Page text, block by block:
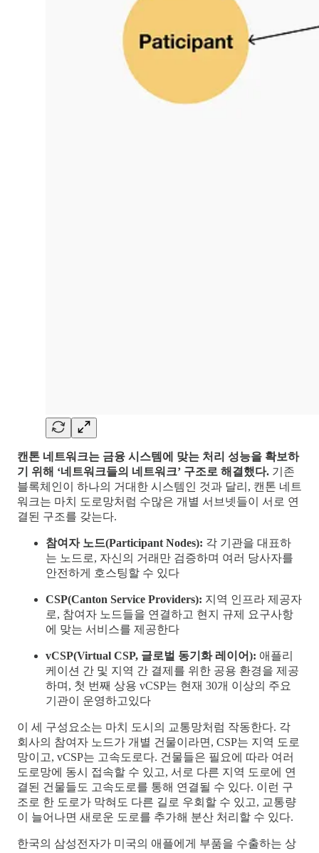
캔톤 네트워크는 금융 시스템에 맞는 처리 성능을 확보하
기 위해 ‘네트워크들의 네트워크’ 구조로 해결했다. 기존
블록체인이 하나의 거대한 시스템인 것과 달리, 캔톤 네트
워크는 마치 도로망처럼 수많은 개별 서브넷들이 서로 연
결된 구조를 갖는다.
참여자 노드(Participant Nodes): 각 기관을 대표하
는 노드로, 자신의 거래만 검증하며 여러 당사자를
안전하게 호스팅할 수 있다
CSP(Canton Service Providers): 지역 인프라 제공자
로, 참여자 노드들을 연결하고 현지 규제 요구사항
에 맞는 서비스를 제공한다
vCSP(Virtual CSP, 글로벌 동기화 레이어): 애플리
케이션 간 및 지역 간 결제를 위한 공용 환경을 제공
하며, 첫 번째 상용 vCSP는 현재 30개 이상의 주요
기관이 운영하고있다
이 세 구성요소는 마치 도시의 교통망처럼 작동한다. 각
회사의 참여자 노드가 개별 건물이라면, CSP는 지역 도로
망이고, vCSP는 고속도로다. 건물들은 필요에 따라 여러
도로망에 동시 접속할 수 있고, 서로 다른 지역 도로에 연
결된 건물들도 고속도로를 통해 연결될 수 있다. 이런 구
조로 한 도로가 막혀도 다른 길로 우회할 수 있고, 교통량
이 늘어나면 새로운 도로를 추가해 분산 처리할 수 있다.
한국의 삼성전자가 미국의 애플에게 부품을 수출하는 상